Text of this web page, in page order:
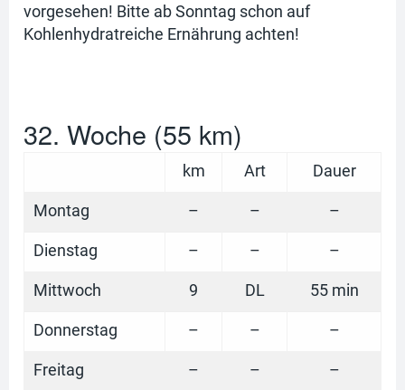
vorgesehen! Bitte ab Sonntag schon auf
Kohlenhydratreiche Ernährung achten!
32. Woche (55 km)
km Art Dauer
Montag – – –
Dienstag – – –
Mittwoch 9 DL 55 min
Donnerstag – – –
Freitag – – –